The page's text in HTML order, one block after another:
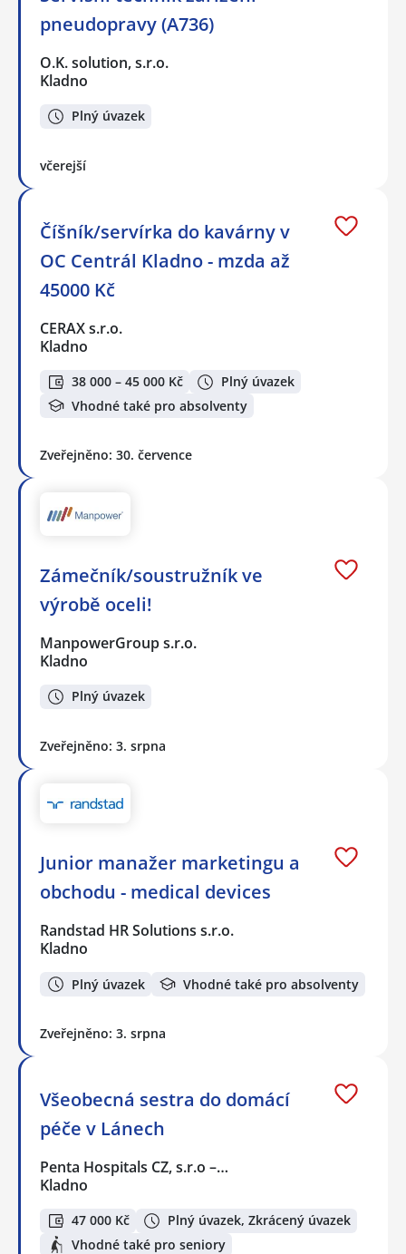
pneudopravy (A736)
O.K. solution, s.r.o.
Kladno
Plný úvazek
včerejší
Číšník/servírka do kavárny v
OC Centrál Kladno - mzda až
45000 Kč
CERAX s.r.o.
Kladno
38 000 – 45 000 Kč
Plný úvazek
Vhodné také pro absolventy
Zveřejněno: 30. července
Zámečník/soustružník ve
výrobě oceli!
ManpowerGroup s.r.o.
Kladno
Plný úvazek
Zveřejněno: 3. srpna
Junior manažer marketingu a
obchodu - medical devices
Randstad HR Solutions s.r.o.
Kladno
Plný úvazek Vhodné také pro absolventy
Zveřejněno: 3. srpna
Všeobecná sestra do domácí
péče v Lánech
Penta Hospitals CZ, s.r.o –…
Kladno
47 000 Kč
Plný úvazek, Zkrácený úvazek
Vhodné také pro seniory